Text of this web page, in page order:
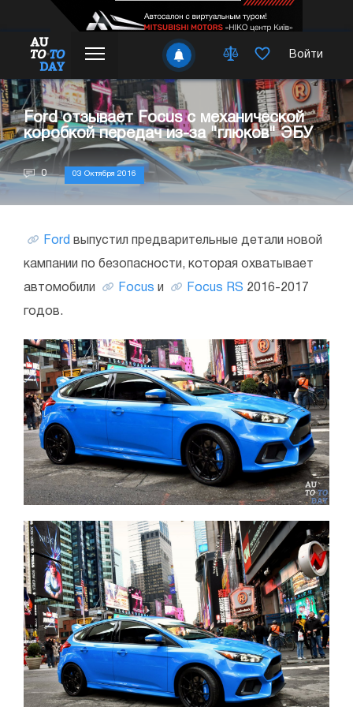
Войти
Ford отзывает Focus с механической
коробкой передач из-за "глюков" ЭБУ
0 03 Октября 2016
Ford выпустил предварительные детали новой
кампании по безопасности, которая охватывает
автомобили Focus и Focus RS 2016-2017
годов.